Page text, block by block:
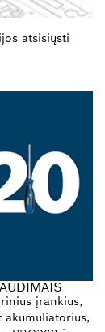
atsisiųsti
įrankius,